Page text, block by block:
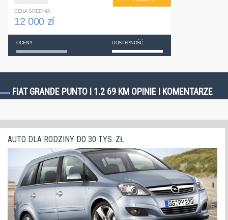
CENA ŚREDNIA
12 000 zł
OCENY DOSTĘPNOŚĆ
FIAT GRANDE PUNTO I 1.2 69 KM OPINIE I KOMENTARZE
AUTO DLA RODZINY DO 30 TYS. ZŁ